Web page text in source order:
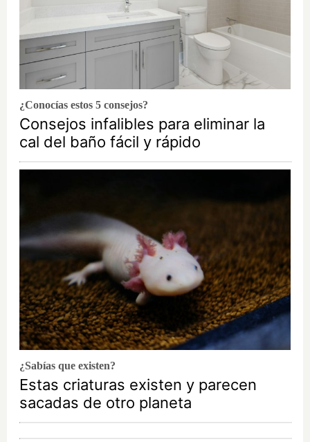
¿Conocías estos 5 consejos?
Consejos infalibles para eliminar la
cal del baño fácil y rápido
¿Sabías que existen?
Estas criaturas existen y parecen
sacadas de otro planeta